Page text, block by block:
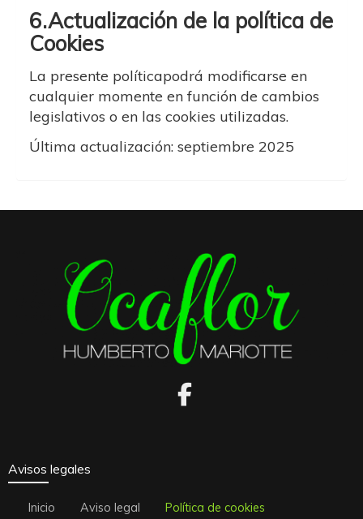
6.Actualización de la política de
Cookies
La presente políticapodrá modificarse en
cualquier momente en función de cambios
legislativos o en las cookies utilizadas.
Última actualización: septiembre 2025
Avisos legales
Inicio Aviso legal Política de cookies